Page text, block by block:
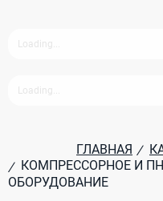
ГЛАВНАЯ /
/
КОМПРЕССОРНОЕ И
ОБОРУДОВАНИЕ